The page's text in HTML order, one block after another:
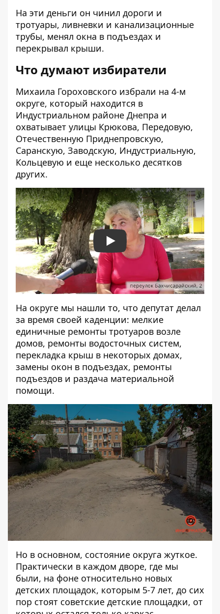
На эти деньги он чинил дороги и
тротуары, ливневки и канализационные
трубы, менял окна в подъездах и
перекрывал крыши.
Что думают избиратели
Михаила Гороховского избрали на 4-м
округе, который находится в
Индустриальном районе Днепра и
охватывает улицы Крюкова, Передовую,
Отечественную Приднепровскую,
Саранскую, Заводскую, Индустриальную,
Кольцевую и еще несколько десятков
других.
Play
На округе мы нашли то, что депутат делал
за время своей каденции: мелкие
единичные ремонты тротуаров возле
домов, ремонты водосточных систем,
перекладка крыш в некоторых домах,
замены окон в подъездах, ремонты
подъездов и раздача материальной
помощи.
Но в основном, состояние округа жуткое.
Практически в каждом дворе, где мы
были, на фоне относительно новых
детских площадок, которым 5-7 лет, до сих
пор стоят советские детские площадки, от